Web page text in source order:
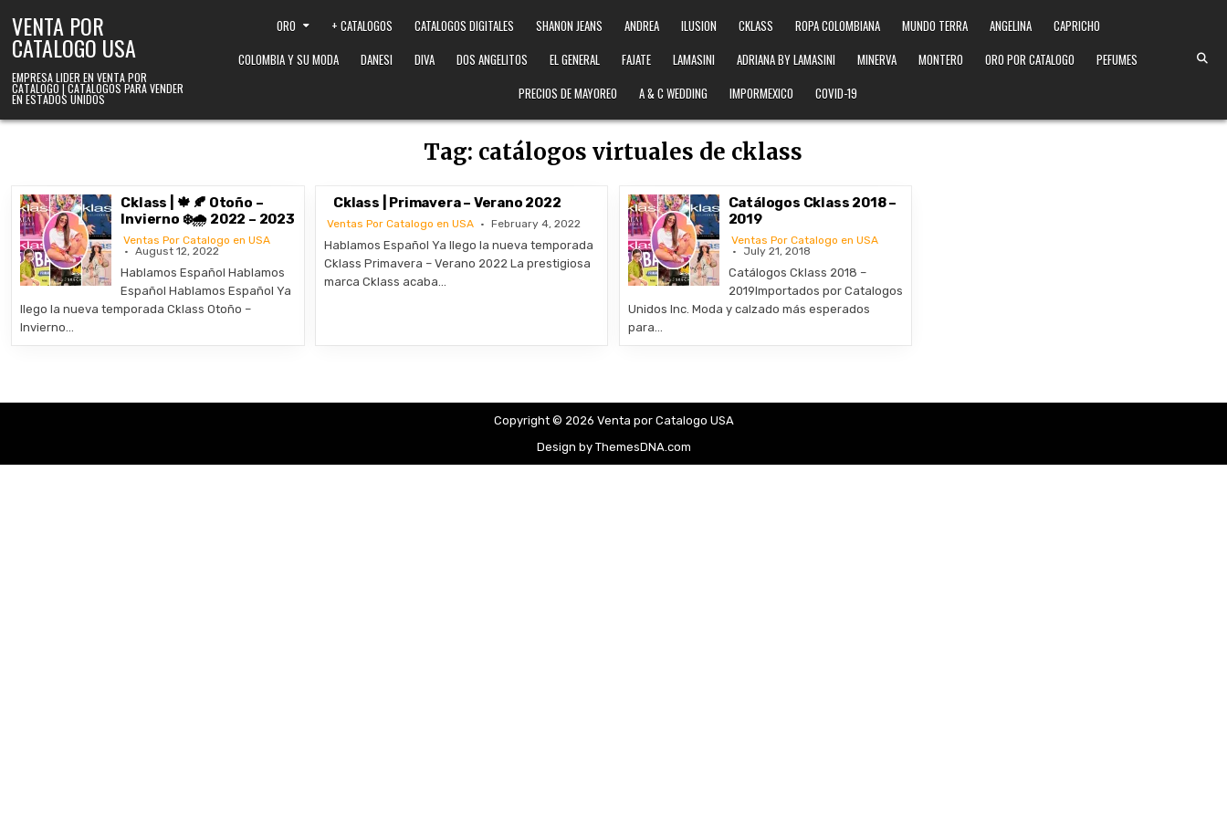
VENTA POR
CATALOGO USA
EMPRESA LIDER EN VENTA POR
CATALOGO | CATALOGOS PARA VENDER
EN ESTADOS UNIDOS
ORO + CATALOGOS CATALOGOS DIGITALES SHANON JEANS ANDREA ILUSION CKLASS ROPA COLOMBIANA MUNDO TERRA ANGELINA
CAPRICHO
COLOMBIA Y SU MODA
DANESI DIVA DOS ANGELITOS EL GENERAL FAJATE LAMASINI ADRIANA BY LAMASINI MINERVA MONTERO ORO POR CATALOGO
PEFUMES
PRECIOS DE MAYOREO
A & C WEDDING IMPORMEXICO COVID-19
Tag: catálogos virtuales de cklass
Cklass | 🍁 🍂 Otoño –
Invierno ❄️🌧️ 2022 – 2023
Ventas Por Catalogo en USA
August 12, 2022
Hablamos Español Hablamos
Español Hablamos Español Ya
llego la nueva temporada Cklass Otoño –
Invierno…
Cklass | Primavera – Verano 2022
Ventas Por Catalogo en USA February 4, 2022
Hablamos Español Ya llego la nueva temporada
Cklass Primavera – Verano 2022 La prestigiosa
marca Cklass acaba…
Catálogos Cklass 2018 –
2019
Ventas Por Catalogo en USA
July 21, 2018
Catálogos Cklass 2018 –
2019Importados por Catalogos
Unidos Inc. Moda y calzado más esperados
para…
Copyright © 2026 Venta por Catalogo USA
Design by ThemesDNA.com